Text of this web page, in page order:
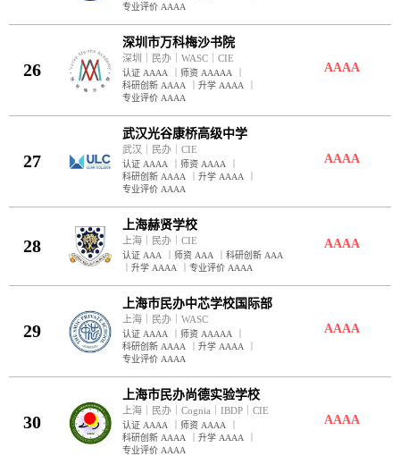
专业评价 AAAA
26
深圳市万科梅沙书院
深圳 民办 ｜WASC ｜CIE
认证 AAAA 师资 AAAAA
科研创新 AAAA
｜升学 AAAA
专业评价 AAAA
AAAA
27
武汉光谷康桥高级中学
武汉 民办 ｜CIE
认证 AAAA 师资 AAAA
科研创新 AAAA
｜升学 AAAA
专业评价 AAAA
AAAA
28
上海赫贤学校
上海 民办 ｜CIE
认证 AAA 师资 AAA ｜科研创新 AAA
｜升学 AAAA ｜专业评价 AAAA
AAAA
29
上海市民办中芯学校国际部
上海 民办 ｜WASC
认证 AAAA 师资 AAAAA
科研创新 AAAA
｜升学 AAAA
专业评价 AAAA
AAAA
30
上海市民办尚德实验学校
上海 民办 ｜Cognia ｜IBDP ｜CIE
认证 AAAA 师资 AAAA
科研创新 AAAA
｜升学 AAAA
专业评价 AAAA
AAAA